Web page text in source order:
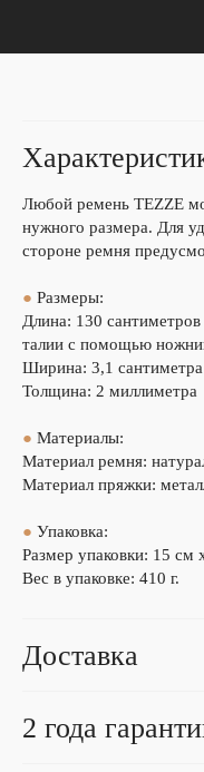
Любой ремень TEZZE
нужного размера. Для
стороне ремня
● Размеры:
Длина: 130
талии с помощью
Ширина: 3,1 сантиметра
Толщина: 2 миллиметра
● Материалы:
Материал ремня:
Материал пряжки:
● Упаковка:
Размер упаковки: 15 см
Вес в упаковке: 410 г.
Доставка
2 года